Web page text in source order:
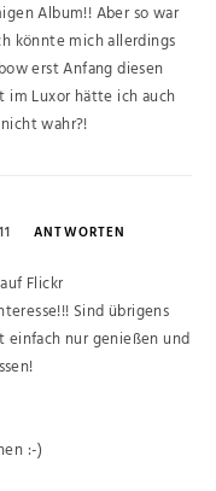
Album!! Aber so war
könnte mich allerdings
erst Anfang diesen
im Luxor hätte ich auch
wahr?!
ANTWORTEN
Flickr
Sind übrigens
nur genießen und
:-)